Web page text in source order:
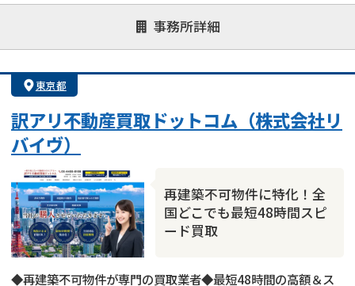
事務所詳細
対応が親身 オンライン面談可能
レスポンスが早い
1億円以上の買取可
東京都
訳アリ不動産買取ドットコム（株式会社リ
バイヴ）
再建築不可物件に特化！全
国どこでも最短48時間スピ
ード買取
◆再建築不可物件が専門の買取業者◆最短48時間の高額＆ス